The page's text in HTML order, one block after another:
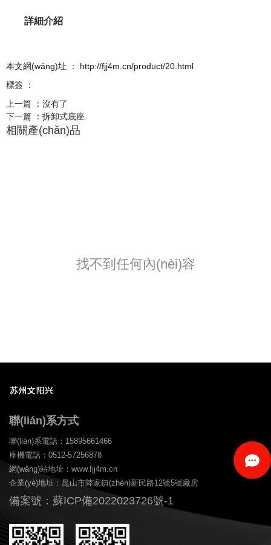
詳細介紹
本文網(wǎng)址 ： http://fjj4m.cn/product/20.html
標簽 ：
上一篇 ： 沒有了
下一篇 ： 拆卸式底座
相關產(chǎn)品
找不到任何內(nèi)容
聯(lián)系方式
聯(lián)系電話：15895661466
座機電話：0512-57256878
網(wǎng)站地址：www.fjj4m.cn
企業(yè)地址：昆山市陸家鎮(zhèn)新民路12號5號廠房
備案號：蘇ICP備2022023726號-1